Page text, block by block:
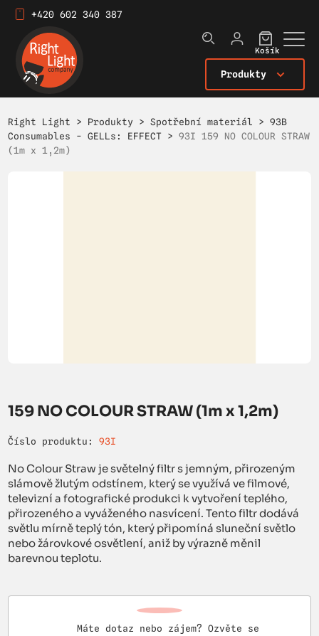
+420 602 340 387
Produkty
Košík
Right Light > Produkty >Spotřební materiál >93B
Consumables - GELLs: EFFECT >93I 159 NO COLOUR STRAW
(1m x 1,2m)
159 NO COLOUR STRAW (1m x 1,2m)
Číslo produktu: 93I
No Colour Straw je světelný filtr s jemným, přirozeným
slámově žlutým odstínem, který se využívá ve filmové,
televizní a fotografické produkci k vytvoření teplého,
přirozeného a vyváženého nasvícení. Tento filtr dodává
světlu mírně teplý tón, který připomíná sluneční světlo
nebo žárovkové osvětlení, aniž by výrazně měnil
barevnou teplotu.
Máte dotaz nebo zájem? Ozvěte se